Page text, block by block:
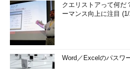
クエリストアって何だ
ーマンス向上に注目
Word／Excelのパスワ